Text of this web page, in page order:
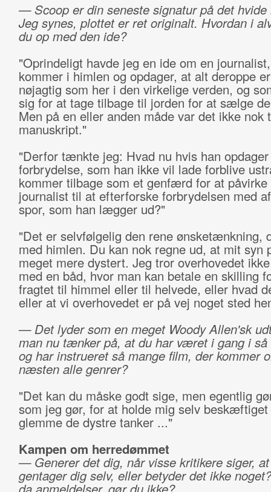
— Scoop er din seneste signatur på det
Jeg synes, plottet er ret originalt. Hvordan i
du op med den ide?
"Oprindeligt havde jeg en ide om en
kommer i himlen og opdager, at alt deroppe
nøjagtig som her i den virkelige verden, og
sig for at tage tilbage til jorden for at sælge
Men på en eller anden måde var det ikke nok
manuskript."
"Derfor tænkte jeg: Hvad nu hvis han
forbrydelse, som han ikke vil lade forblive
kommer tilbage som et genfærd for at påvirke
journalist til at efterforske forbrydelsen med
spor, som han lægger ud?"
"Det er selvfølgelig den rene ønsketænkning,
med himlen. Du kan nok regne ud, at mit syn
meget mere dystert. Jeg tror overhovedet
med en båd, hvor man kan betale en skilling
fragtet til himmel eller til helvede, eller hvad
eller at vi overhovedet er på vej noget sted
— Det lyder som en meget Woody Allen'sk
man nu tænker på, at du har været i gang i så
og har instrueret så mange film, der kommer
næsten alle genrer?
"Det kan du måske godt sige, men egentlig
som jeg gør, for at holde mig selv beskæftiget
glemme de dystre tanker ..."
Kampen om herredømmet
— Generer det dig, når visse kritikere siger,
gentager dig selv, eller betyder det ikke